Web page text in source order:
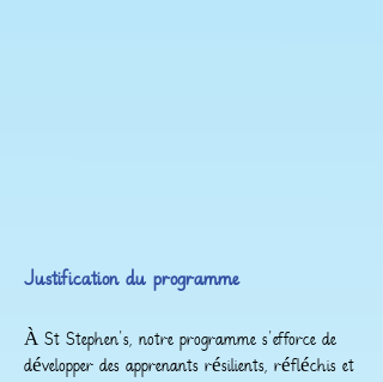
Justification du programme
À St Stephen's, notre programme s'efforce de
développer des apprenants résilients, réfléchis et